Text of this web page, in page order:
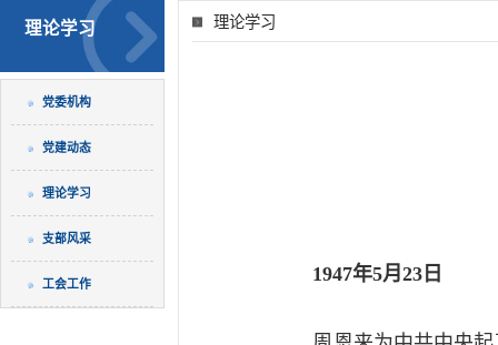
理论学习
党委机构
党建动态
理论学习
支部风采
工会工作
理论学习
1947年5月23日